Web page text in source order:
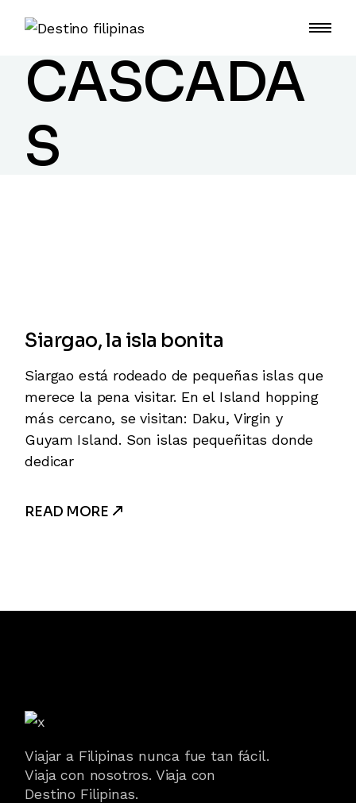
CASCADA
S
Siargao, la isla bonita
Siargao está rodeado de pequeñas islas que
merece la pena visitar. En el Island hopping
más cercano, se visitan: Daku, Virgin y
Guyam Island. Son islas pequeñitas donde
dedicar
READ MORE
Viajar a Filipinas nunca fue tan fácil.
Viaja con nosotros. Viaja con
Destino Filipinas.